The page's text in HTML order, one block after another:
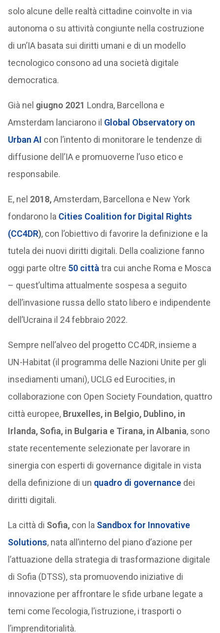
solo alcune delle realtà cittadine coinvolte in via
autonoma o su attività congiunte nella costruzione
di un’IA basata sui diritti umani e di un modello
tecnologico consono ad una società digitale
democratica.
Già nel giugno 2021 Londra, Barcellona e
Amsterdam lanciarono il Global Observatory on
Urban AI con l’intento di monitorare le tendenze di
diffusione dell’IA e promuoverne l’uso etico e
responsabile.
E, nel 2018,Amsterdam, Barcellona e New York
fondarono la Cities Coalition for Digital Rights
(CC4DR), con l’obiettivo di favorire la definizione e la
tutela dei nuovi diritti digitali. Della coalizione fanno
oggi parte oltre 50 città tra cui anche Roma e Mosca
– quest’ultima attualmente sospesa a seguito
dell’invasione russa dello stato libero e indipendente
dell’Ucraina il 24 febbraio 2022.
Sempre nell’alveo del progetto CC4DR, insieme a
UN-Habitat (il programma delle Nazioni Unite per gli
insediamenti umani), UCLG ed Eurocities, in
collaborazione con Open Society Foundation, quattro
città europee, Bruxelles, in Belgio, Dublino, in
Irlanda, Sofia, in Bulgaria e Tirana, in Albania, sono
state recentemente selezionate per lavorare in
sinergia con esperti di governance digitale in vista
della definizione di un quadro di governancedei
diritti digitali.
La città di Sofia, con la Sandbox for Innovative
Solutions, nata all’interno del piano d’azione per
l’attuazione della strategia di trasformazione digitale
di Sofia (DTSS), sta promuovendo iniziative di
innovazione per affrontare le sfide urbane legate a
temi come l’ecologia, l’istruzione, i trasporti o
l’imprenditorialità.